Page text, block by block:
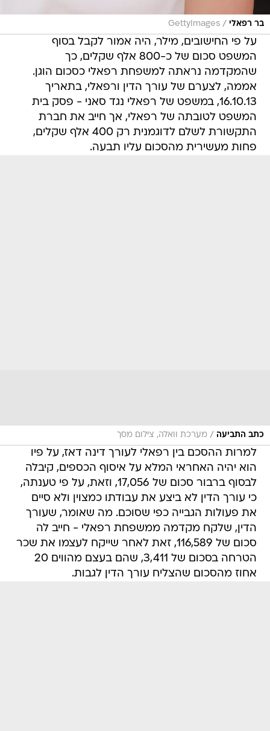
בר רפאלי /
GettyImages
על פי החישובים, מילר, היה אמור לקבל בסוף
המשפט סכום של כ-800 אלף שקלים, כך
שהמקדמה נראתה למשפחת רפאלי כסכום הוגן.
אממה, לצערם של עורך הדין ורפאלי, בתאריך
16.10.13, במשפט של רפאלי נגד סאני - פסק בית
המשפט לטובתה של רפאלי, אך חייב את חברת
התקשורת לשלם לדוגמנית רק 400 אלף שקלים,
פחות מעשירית מהסכום עליו תבעה.
כתב התביעה / מערכת וואלה, צילום מסך
למרות ההסכם בין רפאלי לעורך דינה דאז, על פיו
הוא יהיה האחראי המלא על איסוף הכספים, קיבלה
לבסוף ברבור סכום של 17,056, וזאת, על פי טענתה,
כי עורך הדין לא ביצע את עבודתו כמצוין ולא סיים
את פעולות הגבייה כפי שסוכם. מה שאומר, שעורך
הדין, שלקח מקדמה ממשפחת רפאלי - חייב לה
סכום של 116,589, זאת לאחר שייקח לעצמו את שכר
הטרחה בסכום של 3,411, שהם בעצם מהווים 20
אחוז מהסכום שהצליח עורך הדין לגבות.